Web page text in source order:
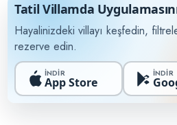
Tatil Villamda
Hayalinizdeki villayı keşfedin,
rezerve edin.
İNDİR
App Store
İNDİR